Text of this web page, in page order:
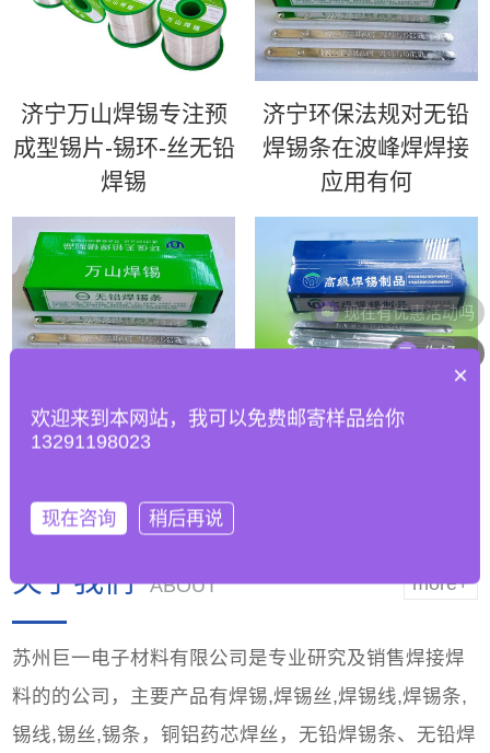
济宁万山焊锡专注预
成型锡片-锡环-丝无铅
焊锡
济宁环保法规对无铅
焊锡条在波峰焊焊接
应用有何
济宁如何优化波峰焊
工艺参数以适应无铅
济宁63锡条 | 超高性
more+
关于我们 ABOUT
苏州巨一电子材料有限公司是专业研究及销售焊接焊
料的的公司，主要产品有焊锡,焊锡丝,焊锡线,焊锡条,
锡线,锡丝,锡条，铜铝药芯焊丝，无铅焊锡条、无铅焊
现在有优惠活动吗
你好
×
欢迎来到本网站，我可以免费邮寄样品给你
13291198023
现在咨询 稍后再说